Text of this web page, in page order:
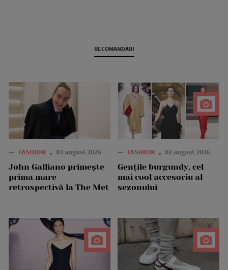
RECOMANDARI
— FASHION 03 august 2026
John Galliano primește
prima mare
retrospectivă la The Met
— FASHION 02 august 2026
Gențile burgundy, cel
mai cool accesoriu al
sezonului